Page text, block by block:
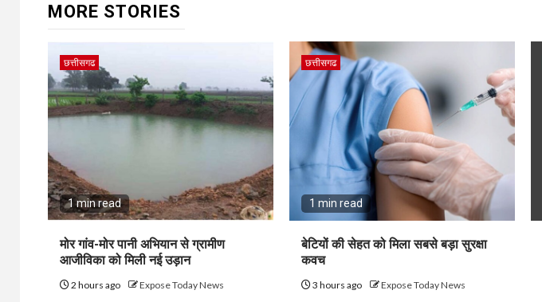
MORE STORIES
छत्तीसगढ
1 min read
मोर गांव-मोर पानी अभियान से ग्रामीण
आजीविका को मिली नई उड़ान
2 hours ago Expose Today News
छत्तीसगढ
1 min read
बेटियों की सेहत को मिला सबसे बड़ा सुरक्षा
कवच
3 hours ago Expose Today News